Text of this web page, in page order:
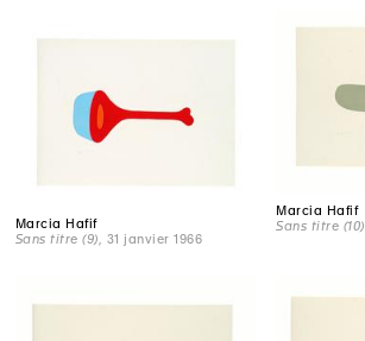
Marcia Hafif
Sans titre (9) , 31 janvier 1966
Marcia Hafif
Sans titre (10)